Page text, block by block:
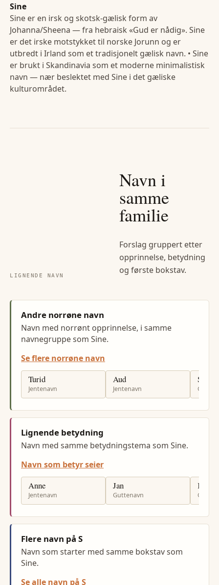
Sine
Sine er en irsk og skotsk-gælisk form av
Johanna/Sheena — fra hebraisk «Gud er nådig». Sine
er det irske motstykket til norske Jorunn og er
utbredt i Irland som et tradisjonelt gælisk navn. • Sine
er brukt i Skandinavia som et moderne minimalistisk
navn — nær beslektet med Sine i det gæliske
kulturområdet.
LIGNENDE NAVN
Navn i
samme
familie
Forslag gruppert etter
opprinnelse, betydning
og første bokstav.
Andre norrøne navn
Navn med norrønt opprinnelse, i samme
navnegruppe som Sine.
Se flere norrøne navn
Turid
Jentenavn
Aud
Jentenavn
Stig
Lignende betydning
Navn med samme betydningstema som Sine.
Navn som betyr seier
Anne
Jentenavn
Jan
Guttenavn
Kjell
Flere navn på S
Navn som starter med samme bokstav som
Sine.
Se alle navn på S